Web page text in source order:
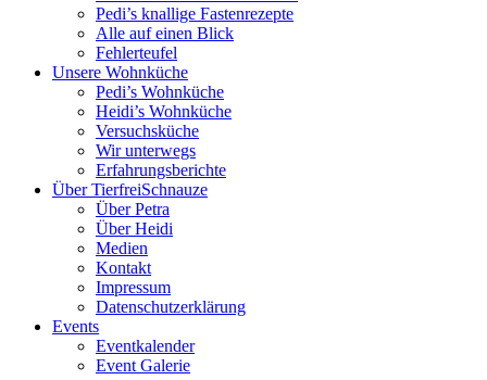
Pedi’s knallige Fastenrezepte
Alle auf einen Blick
Fehlerteufel
Unsere Wohnküche
Pedi’s Wohnküche
Heidi’s Wohnküche
Versuchsküche
Wir unterwegs
Erfahrungsberichte
Über TierfreiSchnauze
Über Petra
Über Heidi
Medien
Kontakt
Impressum
Datenschutzerklärung
Events
Eventkalender
Event Galerie